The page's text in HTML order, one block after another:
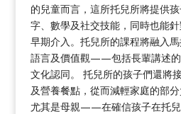
的兒童而言，這所托兒所將提供
字、數學及社交技能，同時也能
早期介入。托兒所的課程將融入馬
語言及價值觀——包括長輩講述
文化認同。 托兒所的孩子們還將
及營養餐點，從而減輕家庭的部
尤其是母親——在確信孩子在托兒